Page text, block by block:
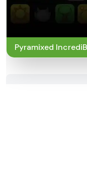
Pyramixed